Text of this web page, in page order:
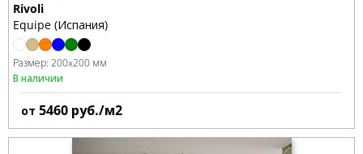
Rivoli
Equipe (Испания)
Размер: 200x200 мм
В наличии
от 5460 руб./м2